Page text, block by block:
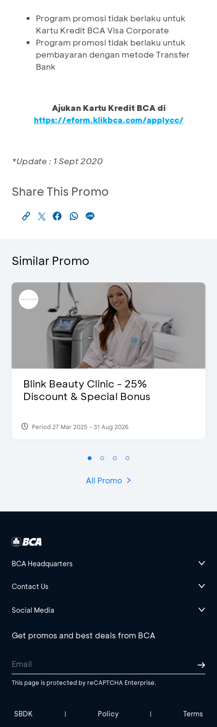
Program promosi tidak berlaku untuk
Kartu Kredit BCA Visa Corporate
Program promosi tidak berlaku untuk
pembayaran dengan metode Transfer
Bank
Ajukan Kartu Kredit BCA di
https://eform.klikbca.com/applycc/
*Update : 1 Sept 2020
Share This Promo
Similar Promo
Blink Beauty Clinic - 25%
Discount & Special Bonus
Period 27 Mar 2025 - 31 Aug 2026
All Promo
BCA Headquarters
Contact Us
Social Media
Get promos and best deals from BCA
This page is protected by reCAPTCHA Enterprise.
SBDK | Policy | Terms